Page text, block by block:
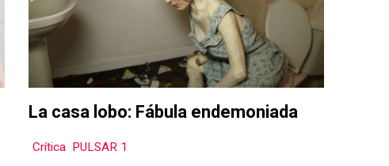
La casa lobo: Fábula endemoniada
Crítica, PULSAR 1